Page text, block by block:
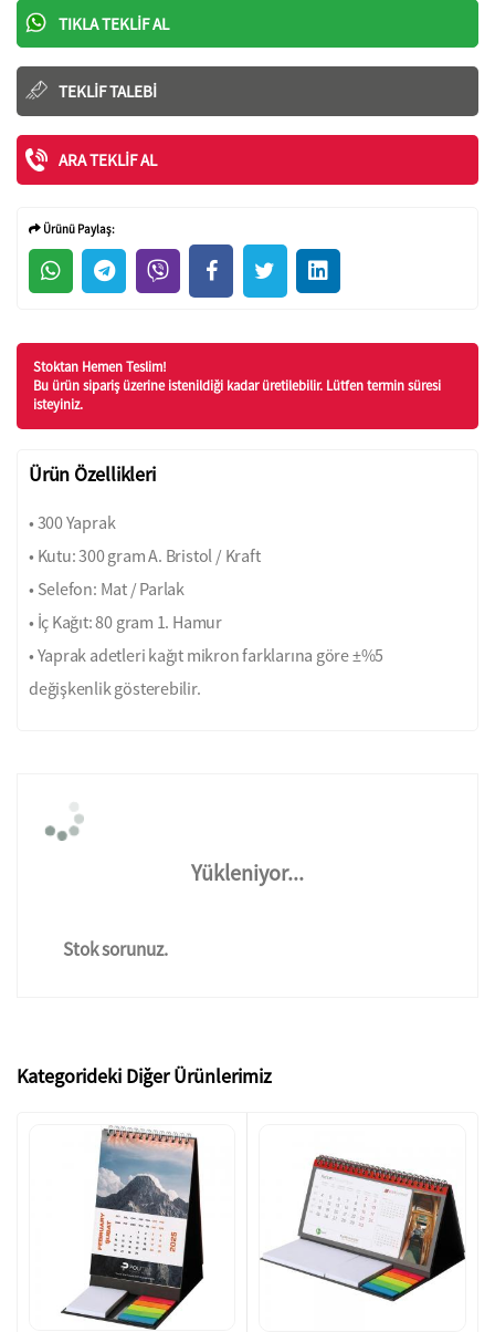
TIKLA TEKLIF AL
TEKLIF TALEBI
ARA TEKLIF AL
Ürünü Paylaş:
Stoktan Hemen Teslim!
Bu ürün sipariş üzerine istenildiği kadar üretilebilir. Lütfen termin süresi
isteyiniz.
Ürün Özellikleri
• 300 Yaprak
• Kutu: 300 gram A. Bristol / Kraft
• Selefon: Mat / Parlak
• İç Kağıt: 80 gram 1. Hamur
• Yaprak adetleri kağıt mikron farklarına göre ±%5
değişkenlik gösterebilir.
Yükleniyor...
Stok sorunuz.
Kategorideki Diğer Ürünlerimiz